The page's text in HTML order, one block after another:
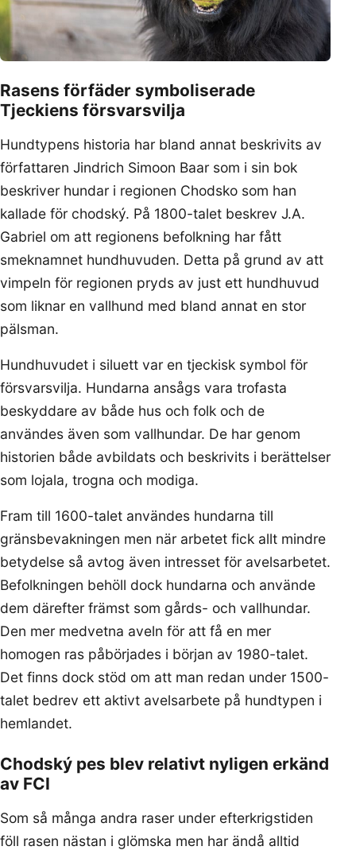
Rasens förfäder symboliserade
Tjeckiens försvarsvilja
Hundtypens historia har bland annat beskrivits av
författaren Jindrich Simoon Baar som i sin bok
beskriver hundar i regionen Chodsko som han
kallade för chodský. På 1800-talet beskrev J.A.
Gabriel om att regionens befolkning har fått
smeknamnet hundhuvuden. Detta på grund av att
vimpeln för regionen pryds av just ett hundhuvud
som liknar en vallhund med bland annat en stor
pälsman.
Hundhuvudet i siluett var en tjeckisk symbol för
försvarsvilja. Hundarna ansågs vara trofasta
beskyddare av både hus och folk och de
användes även som vallhundar. De har genom
historien både avbildats och beskrivits i berättelser
som lojala, trogna och modiga.
Fram till 1600-talet användes hundarna till
gränsbevakningen men när arbetet fick allt mindre
betydelse så avtog även intresset för avelsarbetet.
Befolkningen behöll dock hundarna och använde
dem därefter främst som gårds- och vallhundar.
Den mer medvetna aveln för att få en mer
homogen ras påbörjades i början av 1980-talet.
Det finns dock stöd om att man redan under 1500-
talet bedrev ett aktivt avelsarbete på hundtypen i
hemlandet.
Chodský pes blev relativt nyligen erkänd
av FCI
Som så många andra raser under efterkrigstiden
föll rasen nästan i glömska men har ändå alltid